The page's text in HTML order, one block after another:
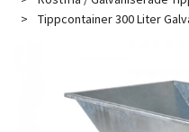
Tippcontainer 300 Liter